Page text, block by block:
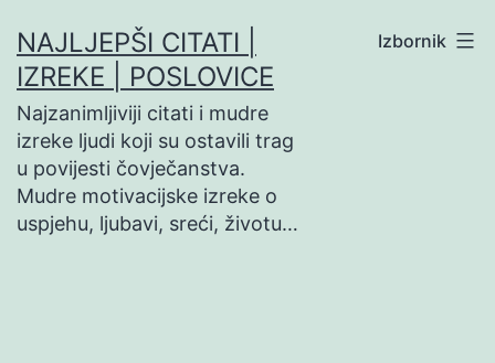
na
sadržaj
NAJLJEPŠI CITATI |
IZREKE | POSLOVICE
Najzanimljiviji citati i mudre
izreke ljudi koji su ostavili trag
u povijesti čovječanstva.
Mudre motivacijske izreke o
uspjehu, ljubavi, sreći, životu…
Izbornik